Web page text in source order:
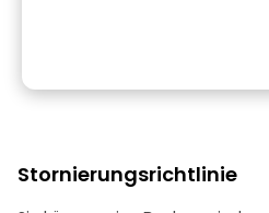
Stornierungsrichtlinie